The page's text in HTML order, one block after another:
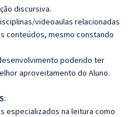
discursiva.
videoaulas relacionadas
conteúdos, mesmo constando
podendo ter
aproveitamento do Aluno.
:
especializados na leitura como